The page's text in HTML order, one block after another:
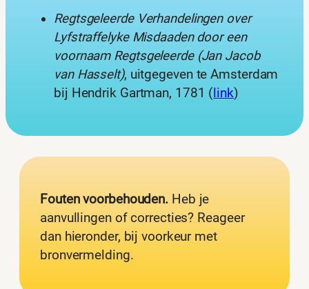
Regtsgeleerde Verhandelingen over
Lyfstraffelyke Misdaaden door een
voornaam Regtsgeleerde (Jan Jacob
van Hasselt), uitgegeven te Amsterdam
bij Hendrik Gartman, 1781 (link)
Fouten voorbehouden. Heb je
aanvullingen of correcties? Reageer
dan hieronder, bij voorkeur met
bronvermelding.